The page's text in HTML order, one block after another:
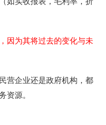
因为其将过去的变化与未
营企业还是政府机构，都
资源。